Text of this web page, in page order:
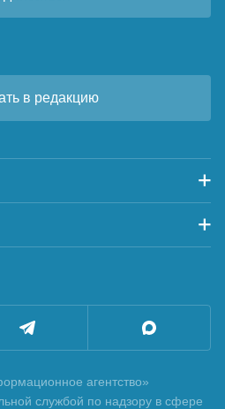
в редакцию
агентство»
службой по надзору в сфере